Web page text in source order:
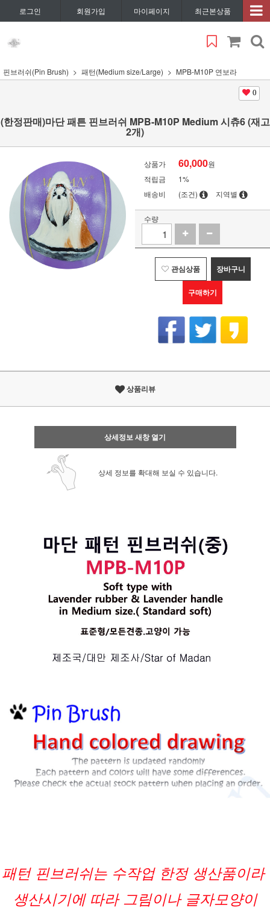
로그인 회원가입 마이페이지 최근본상품
핀브러쉬(Pin Brush) 패턴(Medium size/Large) MPB-M10P 연보라
0
(한정판매)마단 패튼 핀브러쉬 MPB-M10P Medium 시츄6 (재고
2개)
상품가 60,000원
적립금
1%
배송비
(조건) 지역별
수량
관심상품 장바구니
구매하기
상품리뷰
상세정보 새창 열기
상세 정보를 확대해 보실 수 있습니다.
패턴 핀브러쉬는 수작업 한정 생산품이라
생산시기에 따라 그림이나 글자모양이